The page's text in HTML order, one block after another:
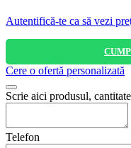
Autentifică-te ca să vezi
Cere o ofertă personalizată
Scrie aici produsul,
Telefon